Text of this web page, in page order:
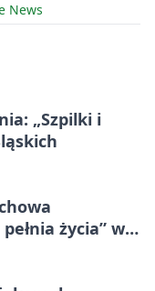
News
„Szpilki i
życia” w